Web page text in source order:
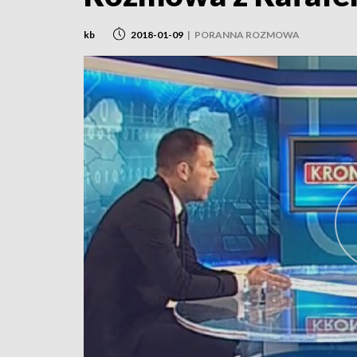
kb 2018-01-09 | PORANNA ROZMOWA